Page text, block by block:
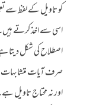
کو تاویل کے لفظ سے
اسی سے اخذ کرتے ہیں۔
اصطلاح کی شکل دیتا
صرف آیات متشابہات
اور نہ محتاج تاویل